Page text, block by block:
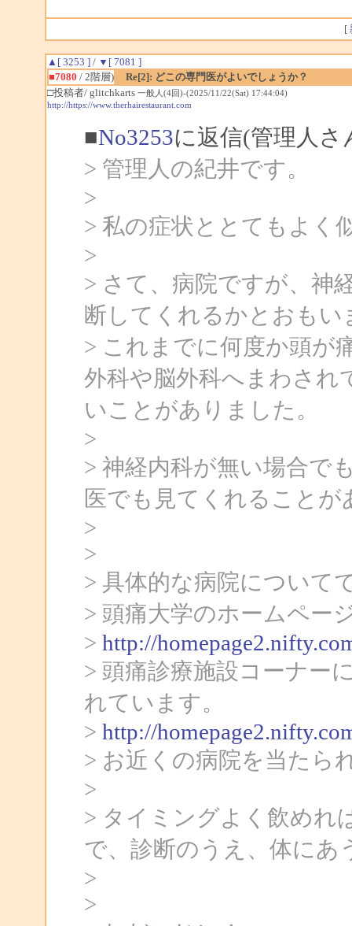
[
▲[ 3253 ]/ ▼[ 7081 ]
■7080 / 2階層)
Re[2]: どこの専門医がよいでしょうか？
□投稿者/ glitchkarts 一般人(4回)-(2025/11/22(Sat) 17:44:04)
http://https://www.therhairestaurant.com
■No3253に返信(管理人さ
> 管理人の紀井です。
>
> 私の症状ととてもよ
>
> さて、病院ですが、神
断してくれるかとおもい
> これまでに何度か頭が
外科や脳外科へまわされ
いことがありました。
>
> 神経内科が無い場合で
医でも見てくれることが
>
>
> 具体的な病院について
> 頭痛大学のホームペー
> http://
> 頭痛診療施設コーナー
れています。
> http://
> お近くの病院を当たら
>
> タイミングよく飲めれ
で、診断のうえ、体にあ
>
>